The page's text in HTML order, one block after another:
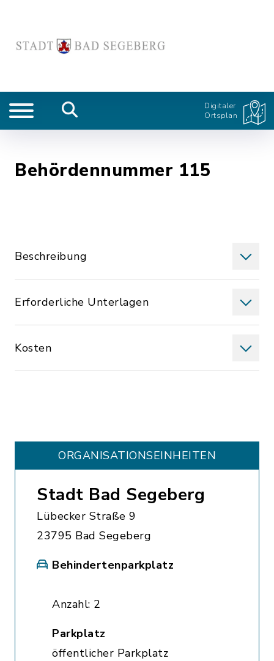
Digitaler
Ortsplan
Behördennummer 115
Beschreibung
Erforderliche Unterlagen
Kosten
ORGANISATIONS­EINHEITEN
Stadt Bad Segeberg
Lübecker Straße 9
23795 Bad Segeberg
Behindertenparkplatz
Anzahl: 2
Parkplatz
öffentlicher Parkplatz